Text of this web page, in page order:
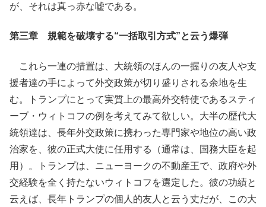
が、それは真っ赤な嘘である。
第三章 規範を破壊する“一括取引方式”と云う爆弾
これら一連の措置は、大統領のほんの一握りの友人や支
援者達の手によって外交政策が切り盛りされる余地を生
む。トランプにとって実質上の最高外交特使であるスティ
ーブ・ウィトコフの例を考えてみて欲しい。大半の歴代大
統領達は、長年外交政策に携わった専門家や地位の高い政
治家を、彼の正式大使に任用する（通常は、国務大臣を起
用）。トランプは、ニューヨークの不動産王で、政府や外
交経験を全く持たないウィトコフを選定した。彼の功績と
云えば、長年トランプの個人的友人と云う丈だが、この大